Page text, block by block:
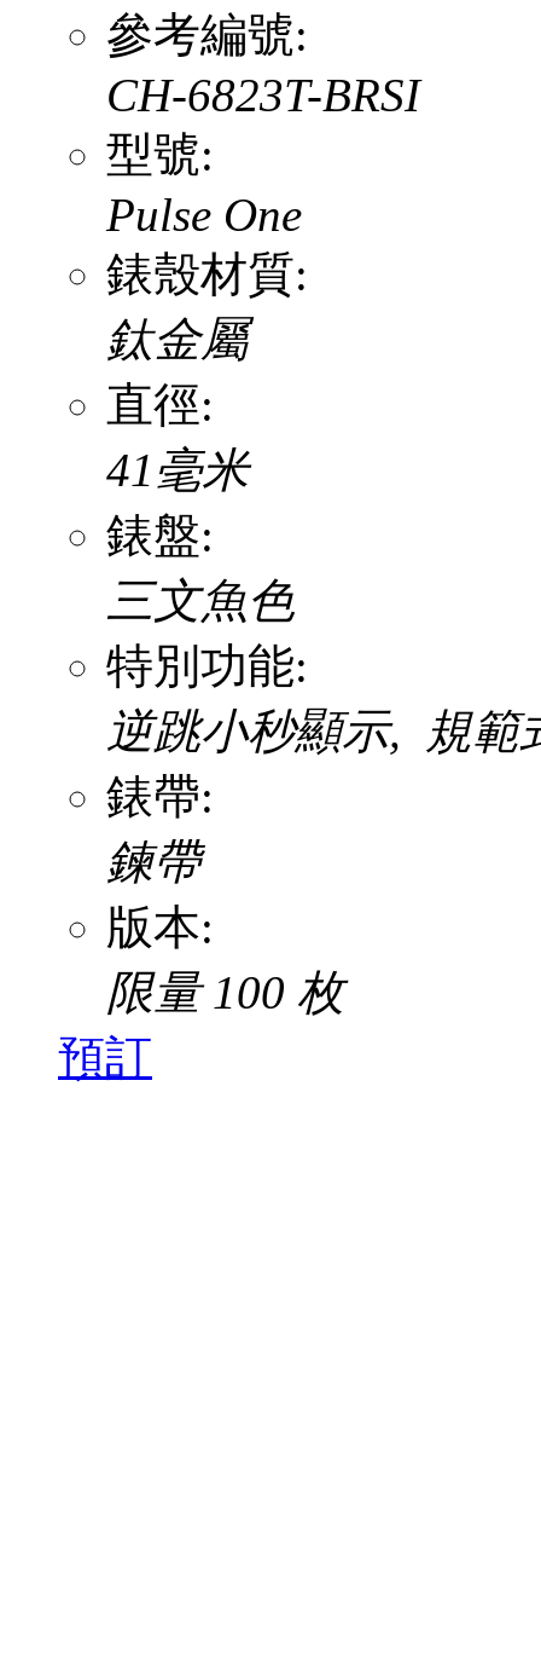
參考編號:
CH-6823T-BRSI
型號:
Pulse One
錶殼材質:
鈦金屬
直徑:
41毫米
錶盤:
三文魚色
特別功能:
逆跳小秒顯示, 規範
錶帶:
鍊帶
版本:
限量 100 枚
預訂